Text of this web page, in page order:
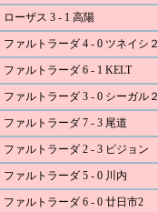
ローザス 3 - 1 高陽
ファルトラーダ 4 - 0 ツネイシ２
ファルトラーダ 6 - 1 KELT
ファルトラーダ 3 - 0 シーガル２
ファルトラーダ 7 - 3 尾道
ファルトラーダ 2 - 3 ピジョン
ファルトラーダ 5 - 0 川内
ファルトラーダ 6 - 0 廿日市2